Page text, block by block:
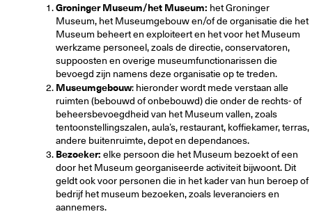
Groninger Museum/het Museum: het Groninger
Museum, het Museumgebouw en/of de organisatie die het
Museum beheert en exploiteert en het voor het Museum
werkzame personeel, zoals de directie, conservatoren,
suppoosten en overige museumfunctionarissen die
bevoegd zijn namens deze organisatie op te treden.
Museumgebouw: hieronder wordt mede verstaan alle
ruimten (bebouwd of onbebouwd) die onder de rechts- of
beheersbevoegdheid van het Museum vallen, zoals
tentoonstellingszalen, aula’s, restaurant, koffiekamer, terras,
andere buitenruimte, depot en dependances.
Bezoeker: elke persoon die het Museum bezoekt of een
door het Museum georganiseerde activiteit bijwoont. Dit
geldt ook voor personen die in het kader van hun beroep of
bedrijf het museum bezoeken, zoals leveranciers en
aannemers.